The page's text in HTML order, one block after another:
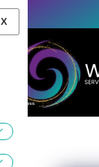
X